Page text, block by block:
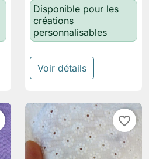
Disponible pour les
créations
personnalisables
Voir détails
favorite_border